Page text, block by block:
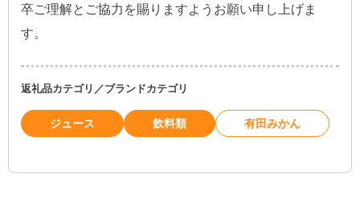
卒ご理解とご協力を賜りますようお願い申し上げま
す。
返礼品カテゴリ／ブランドカテゴリ
ジュース 飲料類 有田みかん